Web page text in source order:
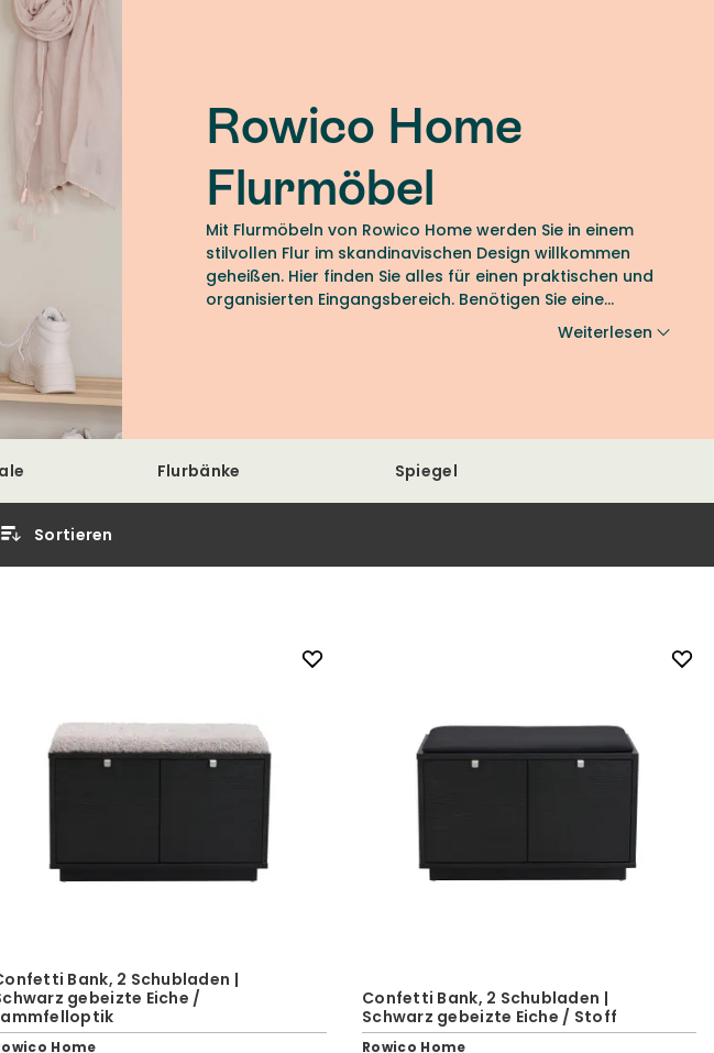
Rowico Home
Flurmöbel
Mit Flurmöbeln von Rowico Home werden Sie in einem
stilvollen Flur im skandinavischen Design willkommen
geheißen. Hier finden Sie alles für einen praktischen und
organisierten Eingangsbereich. Benötigen Sie eine
Flurbank, ein Schuhregal oder eine Garderobe?Weiterlesen
Flurbänke Spiegel
Sortieren
Bank, 2 Schubladen |
gebeizte Eiche /
Home
Confetti Bank, 2 Schubladen |
Schwarz gebeizte Eiche / Stoff
Rowico Home